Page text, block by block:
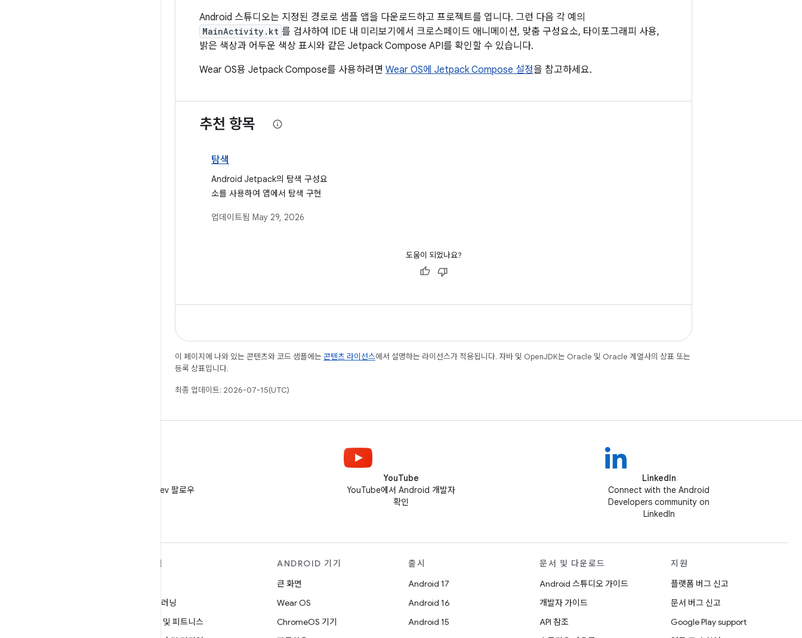
Android 스튜디오는 지정된 경로로 샘플 앱을 다운로드하고 프로젝트를 엽니다. 그런 다음 각 예의
MainActivity.kt 를 검사하여 IDE 내 미리보기에서 크로스페이드 애니메이션, 맞춤 구성요소, 타이포그래피 사용,
밝은 색상과 어두운 색상 표시와 같은 Jetpack Compose API를 확인할 수 있습니다.
Wear OS용 Jetpack Compose를 사용하려면 Wear OS에 Jetpack Compose 설정을 참고하세요.
추천 항목
탐색
Android Jetpack의 탐색 구성요
소를 사용하여 앱에서 탐색 구현
업데이트됨 May 29, 2026
도움이 되었나요?
이 페이지에 나와 있는 콘텐츠와 코드 샘플에는 콘텐츠 라이선스에서 설명하는 라이선스가 적용됩니다. 자바 및 OpenJDK는 Oracle 및 Oracle 계열사의 상표 또는
등록 상표입니다.
최종 업데이트: 2026-07-15(UTC)
X에서 @AndroidDev 팔로우
YouTube
YouTube에서 Android 개발자
확인
LinkedIn
Connect with the Android
Developers community on
LinkedIn
탐색
머신러닝
건강 및 피트니스
ANDROID 기기
큰 화면
Wear OS
ChromeOS 기기
출시
Android 17
Android 16
Android 15
문서 및 다운로드
Android 스튜디오 가이드
개발자 가이드
API 참조
지원
플랫폼 버그 신고
문서 버그 신고
Google Play support